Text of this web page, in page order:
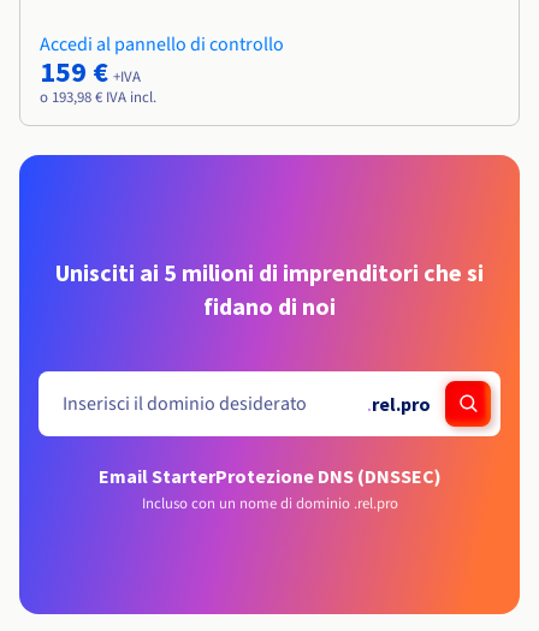
Accedi al pannello di controllo
159 € +IVA
o 193,98 € IVA incl.
Unisciti ai 5 milioni di imprenditori che si
fidano di noi
.rel.pro
Email StarterProtezione DNS (DNSSEC)
Incluso con un nome di dominio .rel.pro